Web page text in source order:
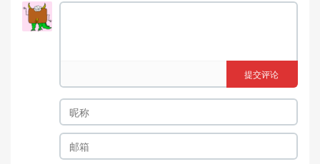
提交评论